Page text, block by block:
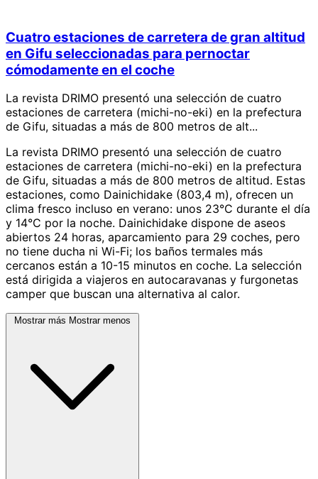
Cuatro estaciones de carretera de gran altitud
en Gifu seleccionadas para pernoctar
cómodamente en el coche
La revista DRIMO presentó una selección de cuatro
estaciones de carretera (michi-no-eki) en la prefectura
de Gifu, situadas a más de 800 metros de alt...
La revista DRIMO presentó una selección de cuatro
estaciones de carretera (michi-no-eki) en la prefectura
de Gifu, situadas a más de 800 metros de altitud. Estas
estaciones, como Dainichidake (803,4 m), ofrecen un
clima fresco incluso en verano: unos 23°C durante el día
y 14°C por la noche. Dainichidake dispone de aseos
abiertos 24 horas, aparcamiento para 29 coches, pero
no tiene ducha ni Wi-Fi; los baños termales más
cercanos están a 10-15 minutos en coche. La selección
está dirigida a viajeros en autocaravanas y furgonetas
camper que buscan una alternativa al calor.
Mostrar más Mostrar menos